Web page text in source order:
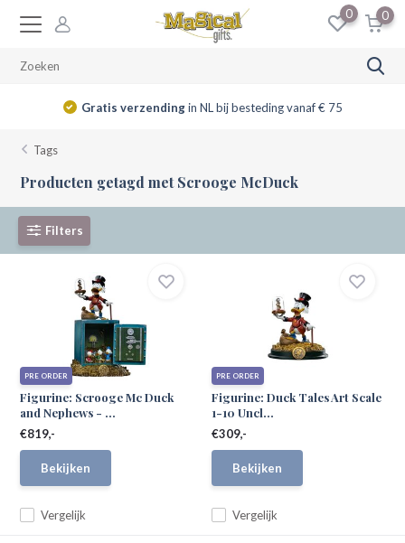
0 0
Gratis verzendingin NL bij besteding vanaf € 75
Tags
Producten getagd met Scrooge McDuck
Filters
PRE ORDER
Figurine: Scrooge Mc Duck
and Nephews - ...
Vergelijk
€819,-
Bekijken
PRE ORDER
Figurine: Duck Tales Art Scale
1-10 Uncl...
Vergelijk
€309,-
Bekijken